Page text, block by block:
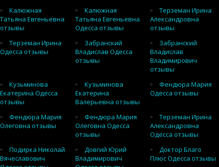
Калюжная
Татьяна Евгеньевна
отзывы
Калюжная
Татьяна Евгеньевна
Одесса отзывы
Терземан Ирина
Александровна
отзывы
Терземан Ирина
Одесса отзывы
Забранский
Владислав Одесса
отзывы
Забранский
Владислав
Владимирович
отзывы
Кузьминова
Екатерина Одесса
отзывы
Кузьминова
Екатерина
Валерьевна отзывы
Фендюра Мария
Одесса отзывы
Фендюра Мария
Олеговна отзывы
Фендюра Мария
Олеговна Одесса
отзывы
Терземан Ирина
Александровна
Одесса отзывы
Подирка Николай
Вячеславович
Довгий Юрий
Владимирович
Доктор Благо
Плюс Одесса отзывы